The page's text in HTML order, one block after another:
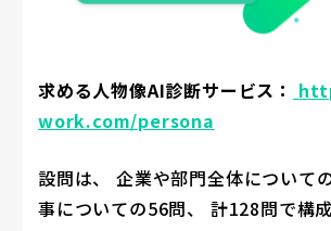
求める人物像AI診断サービス：
work.com/persona
設問は、 企業や部門全体について
事についての56問、 計128問で構成